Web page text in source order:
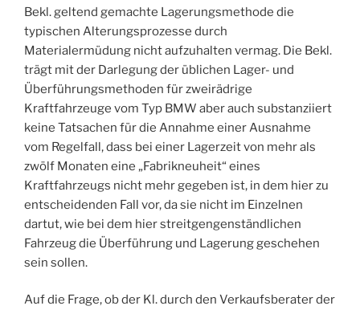
Bekl. geltend gemachte Lagerungsmethode die
typischen Alterungsprozesse durch
Materialermüdung nicht aufzuhalten vermag. Die Bekl.
trägt mit der Darlegung der üblichen Lager- und
Überführungsmethoden für zweirädrige
Kraftfahrzeuge vom Typ BMW aber auch substanziiert
keine Tatsachen für die Annahme einer Ausnahme
vom Regelfall, dass bei einer Lagerzeit von mehr als
zwölf Monaten eine „Fabrikneuheit“ eines
Kraftfahrzeugs nicht mehr gegeben ist, in dem hier zu
entscheidenden Fall vor, da sie nicht im Einzelnen
dartut, wie bei dem hier streitgengenständlichen
Fahrzeug die Überführung und Lagerung geschehen
sein sollen.
Auf die Frage, ob der Kl. durch den Verkaufsberater der